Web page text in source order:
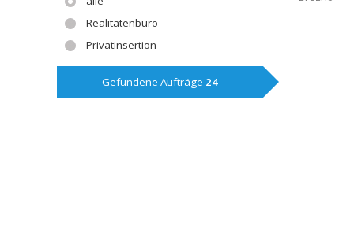
Realitätenbüro
Privatinsertion
Gefundene Aufträge 24